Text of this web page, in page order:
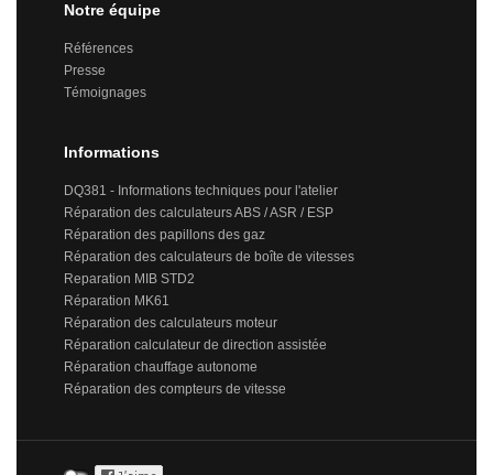
Notre équipe
Références
Presse
Témoignages
Informations
DQ381 - Informations techniques pour l'atelier
Réparation des calculateurs ABS / ASR / ESP
Réparation des papillons des gaz
Réparation des calculateurs de boîte de vitesses
Reparation MIB STD2
Réparation MK61
Réparation des calculateurs moteur
Réparation calculateur de direction assistée
Réparation chauffage autonome
Réparation des compteurs de vitesse